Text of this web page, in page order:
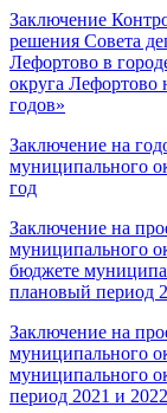
Заключение
решения Совета
Лефортово в
округа Лефортово
годов»
Заключение на
муниципального
год
Заключение на
муниципального
бюджете
плановый период
Заключение на
муниципального
муниципального
период 2021 и